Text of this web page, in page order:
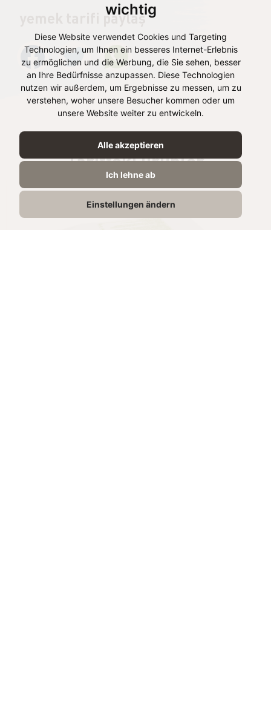
wichtig
Diese Website verwendet Cookies und Targeting
Technologien, um Ihnen ein besseres Internet-Erlebnis
zu ermöglichen und die Werbung, die Sie sehen, besser
an Ihre Bedürfnisse anzupassen. Diese Technologien
nutzen wir außerdem, um Ergebnisse zu messen, um zu
verstehen, woher unsere Besucher kommen oder um
unsere Website weiter zu entwickeln.
Alle akzeptieren
Ich lehne ab
Einstellungen ändern
yemek tarifi paylaş
Tarifteki ürünler